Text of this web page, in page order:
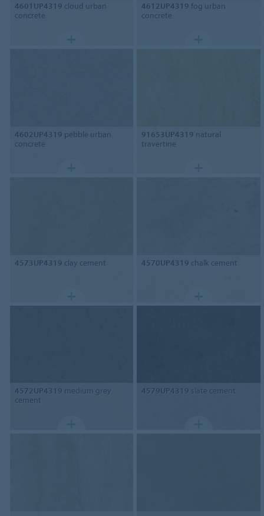
4601UP4319 cloud urban
concrete
4612UP4319 fog urban
concrete
4602UP4319 pebble urban
concrete
91653UP4319 natural
travertine
4573UP4319 clay cement 4570UP4319 chalk cement
4572UP4319 medium grey
cement
4579UP4319 slate cement